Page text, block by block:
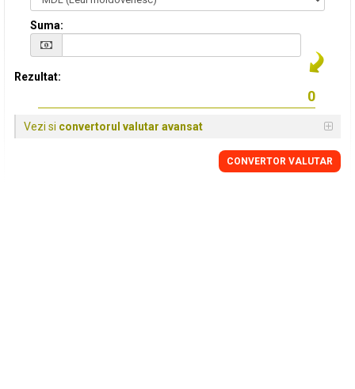
Suma:
Rezultat:
Vezi si convertorul valutar avansat
CONVERTOR VALUTAR